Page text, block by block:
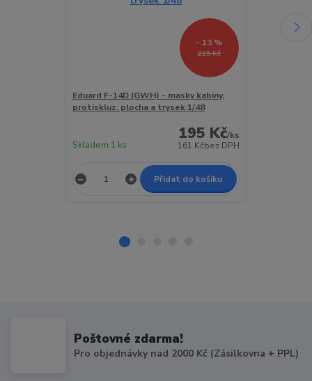
225 Kč
- 13 %
Eduard F-14D (GWH) - masky kabiny,
protiskluz. plocha a trysek 1/48
195 Kč/ks
161 Kčbez DPH
Skladem 1 ks
Přidat do košíku
Poštovné zdarma!
Pro objednávky nad 2000 Kč (Zásilkovna + PPL)